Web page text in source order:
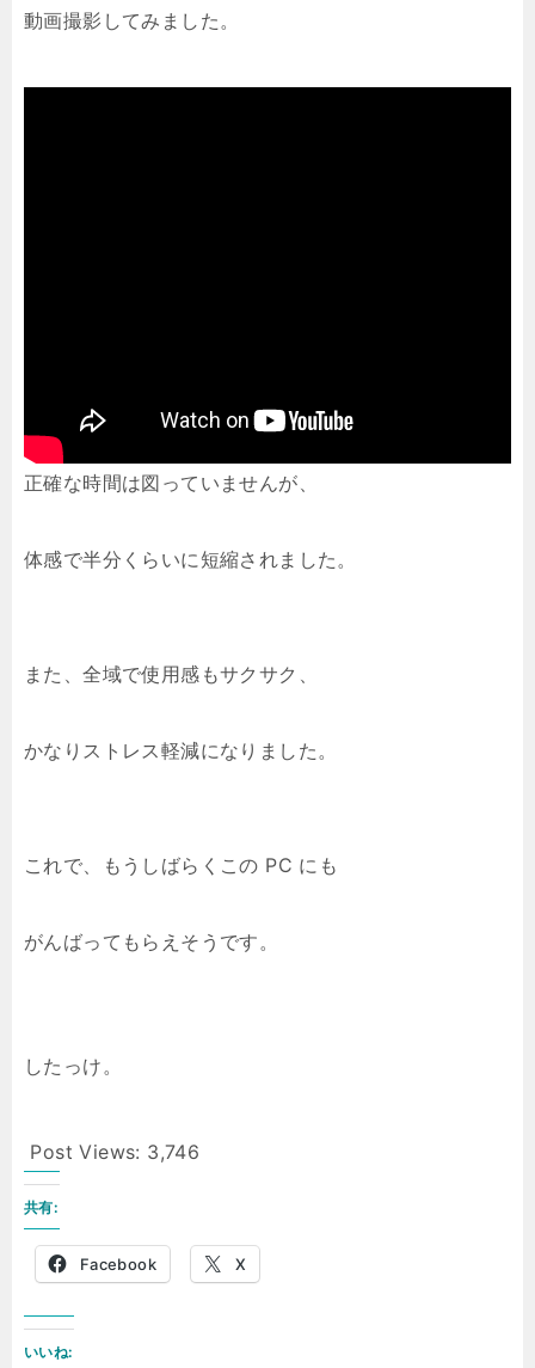
動画撮影してみました。
正確な時間は図っていませんが、
体感で半分くらいに短縮されました。
また、全域で使用感もサクサク、
かなりストレス軽減になりました。
これで、もうしばらくこの PC にも
がんばってもらえそうです。
したっけ。
Post Views: 3,746
共有:
Facebook X
いいね: